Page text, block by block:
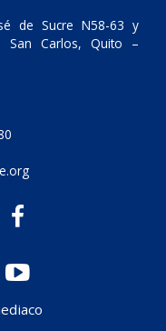
de Sucre N58-63 y
San Carlos, Quito –